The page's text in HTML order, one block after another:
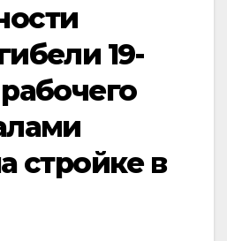
19-
стройке в